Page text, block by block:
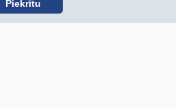
Piekrītu